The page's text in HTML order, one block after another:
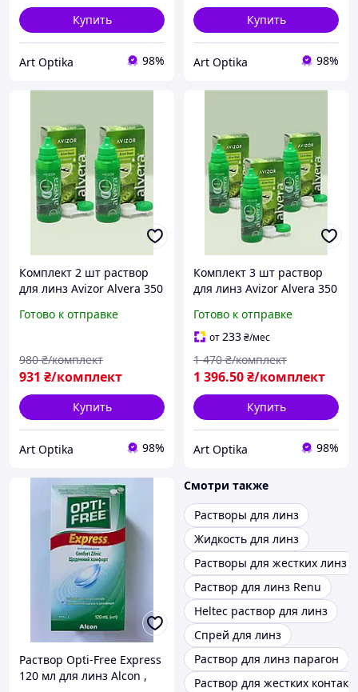
Купить
Art Optika 98%
Купить
Art Optika 98%
Комплект 2 шт раствор
для линз Avizor Alvera 350
Алвера жидкость вода
Готово к отправке
931 ₴/комплект
980 ₴/комплект
Купить
Art Optika 98%
Комплект 3 шт раствор
для линз Avizor Alvera 350
Алвера жидкость вода
для линз с алоэ вера
Готово к отправке
от233₴/мес
1 396.50₴/комплект
1 470 ₴/комплект
Купить
Art Optika 98%
Раствор Opti-Free Express
120 мл для линз Alcon ,
Смотри также
Растворы для линз
Жидкость для линз
Растворы для жестких линз
Раствор для линз Renu
Heltec раствор для линз
Спрей для линз
Раствор для линз парагон
Раствор для жестких